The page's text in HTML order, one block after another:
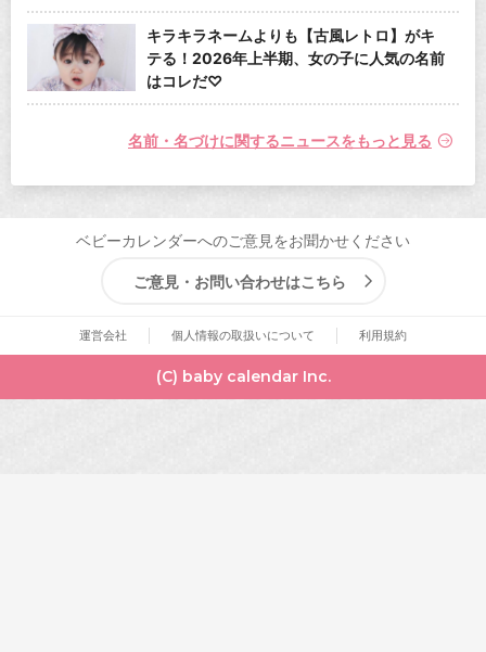
キラキラネームよりも【古風レトロ】がキ
テる！2026年上半期、女の子に人気の名前
はコレだ♡
名前・名づけに関するニュースをもっと見る
ベビーカレンダーへのご意見をお聞かせください
ご意見・お問い合わせはこちら
運営会社 個人情報の取扱いについて 利用規約
(C) baby calendar Inc.